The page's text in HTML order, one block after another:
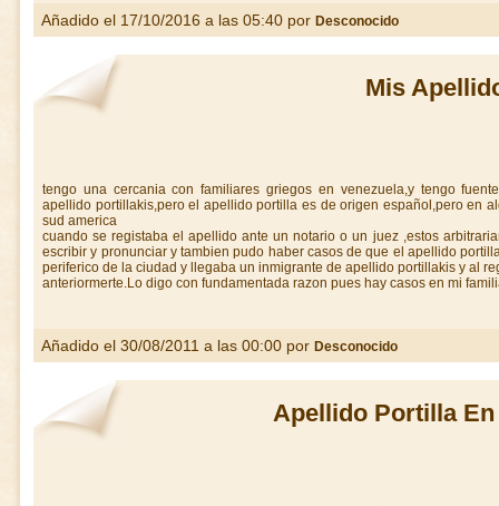
Añadido el 17/10/2016 a las 05:40 por Desconocido
Mis
tengo una cercania con familiares griegos en venezuela,y tengo
apellido portillakis,pero el apellido portilla es de origen español,pero en
sud america
cuando se registaba el apellido ante un notario o un juez ,estos
escribir y pronunciar y tambien pudo haber casos de que el apellido
periferico de la ciudad y llegaba un inmigrante de apellido portillakis y al
anteriormerte.Lo digo con fundamentada razon pues hay casos en mi
Añadido el 30/08/2011 a las 00:00 por Desconocido
Apellido Portilla